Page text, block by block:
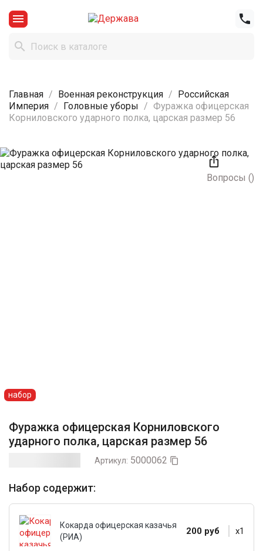



Главная Военная реконструкция
Российская
Империя
Головные уборы
Фуражка офицерская
Корниловского ударного полка, царская размер 56

Вопросы ()
набор
Фуражка офицерская Корниловского
ударного полка, царская размер 56
Артикул: 5000062 
Набор содержит:
Кокарда офицерская казачья
(РИА)
200 руб x1